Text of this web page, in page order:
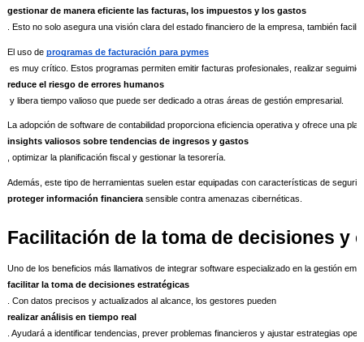
gestionar de manera eficiente las facturas, los impuestos y los gastos
. Esto no solo asegura una visión clara del estado financiero de la empresa, también
El uso de programas de facturación para pymes
es muy crítico. Estos programas permiten emitir facturas profesionales, realizar
reduce el riesgo de errores humanos
y libera tiempo valioso que puede ser dedicado a otras áreas de gestión empresarial.
La adopción de software de contabilidad proporciona eficiencia operativa y ofrece una
insights valiosos sobre tendencias de ingresos y gastos
, optimizar la planificación fiscal y gestionar la tesorería.
Además, este tipo de herramientas suelen estar equipadas con características de
proteger información financiera sensible contra amenazas cibernéticas.
Facilitación de la toma de decisiones y
Uno de los beneficios más llamativos de integrar software especializado en la gestión
facilitar la toma de decisiones estratégicas
. Con datos precisos y actualizados al alcance, los gestores pueden
realizar análisis en tiempo real
. Ayudará a identificar tendencias, prever problemas financieros y ajustar estrategias